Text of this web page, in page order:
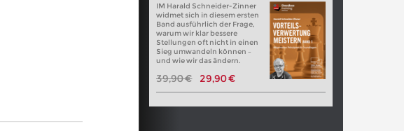
IM Harald Schneider-Zinner
widmet sich in diesem ersten
Band ausführlich der Frage,
warum wir klar bessere
Stellungen oft nicht in einen
Sieg umwandeln können –
und wie wir das ändern.
39,90 € 29,90 €